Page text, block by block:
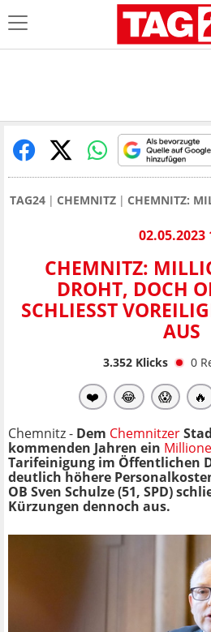
TAG24 CHEMNITZ CHEMNITZ:
02.05.2023
CHEMNITZ:
DROHT, DOCH
SCHLIESST
US
3.352Klicks 0
❤️ 😂 😱 🔥
Chemnitz - Dem Chemnitzer
kommenden Jahren ein
Tarifeinigung im Öffentlichen
deutlich höhere
OB Sven Schulze (51, SPD)
Kürzungen dennoch aus.